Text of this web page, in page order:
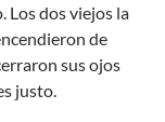
Los dos viejos la
de
sus ojos
justo.